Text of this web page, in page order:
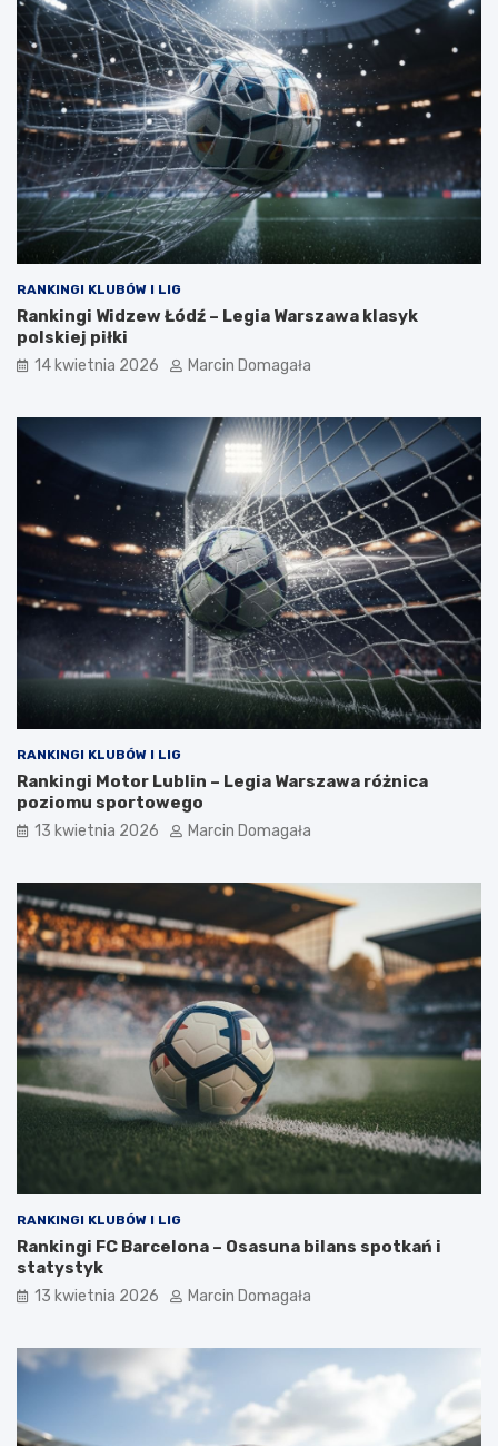
RANKINGI KLUBÓW I LIG
Rankingi Widzew Łódź – Legia Warszawa klasyk
polskiej piłki
14 kwietnia 2026 Marcin Domagała
RANKINGI KLUBÓW I LIG
Rankingi Motor Lublin – Legia Warszawa różnica
poziomu sportowego
13 kwietnia 2026 Marcin Domagała
RANKINGI KLUBÓW I LIG
Rankingi FC Barcelona – Osasuna bilans spotkań i
statystyk
13 kwietnia 2026 Marcin Domagała